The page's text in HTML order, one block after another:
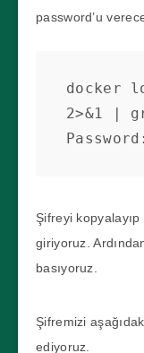
password’u
docker
2>&1 |
Şifreyi
giriyoruz.
basıyoruz.
Şifremizi
ediyoruz.